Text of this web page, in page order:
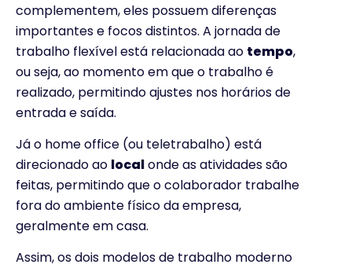
complementem, eles possuem diferenças
importantes e focos distintos. A jornada de
trabalho flexível está relacionada ao tempo,
ou seja, ao momento em que o trabalho é
realizado, permitindo ajustes nos horários de
entrada e saída.
Já o home office (ou teletrabalho) está
direcionado ao localonde as atividades são
feitas, permitindo que o colaborador trabalhe
fora do ambiente físico da empresa,
geralmente em casa.
Assim, os dois modelos de trabalho moderno